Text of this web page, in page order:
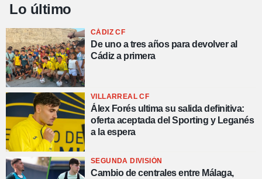
Lo último
CÁDIZ CF
De uno a tres años para devolver al
Cádiz a primera
VILLARREAL CF
Álex Forés ultima su salida definitiva:
oferta aceptada del Sporting y Leganés
a la espera
SEGUNDA DIVISIÓN
Cambio de centrales entre Málaga,